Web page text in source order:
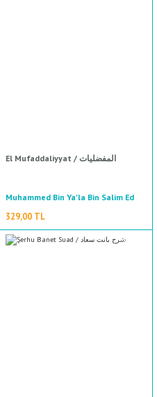
El Mufaddaliyyat / المفضليات
Muhammed Bin Ya'la Bin Salim Ed
Dabiyyi / محمد بن يعلى بن سالم الضبي329,00 TL